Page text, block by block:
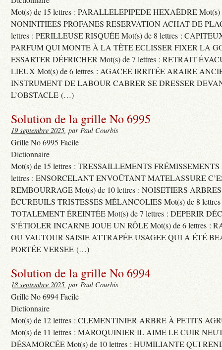
Mot(s) de 15 lettres : PARALLELEPIPEDE HEXAÈDRE Mot(s)
NONINITIEES PROFANES RESERVATION ACHAT DE
lettres : PERILLEUSE RISQUÉE Mot(s) de 8 lettres :
PARFUM QUI MONTE À LA TÊTE ECLISSER FIXER LA
ESSARTER DÉFRICHER Mot(s) de 7 lettres : RETRAIT
LIEUX Mot(s) de 6 lettres : AGACEE IRRITÉE ARAIRE
INSTRUMENT DE LABOUR CABRER SE DRESSER
L’OBSTACLE (…)
Solution de la grille No 6995
19 septembre 2025, par Paul Courbis
Grille No 6995 Facile
Dictionnaire
Mot(s) de 15 lettres : TRESSAILLEMENTS FRÉMISSEMENTS
lettres : ENSORCELANT ENVOÛTANT MATELASSURE
REMBOURRAGE Mot(s) de 10 lettres : NOISETIERS
ÉCUREUILS TRISTESSES MÉLANCOLIES Mot(s) de 8
TOTALEMENT ÉREINTÉE Mot(s) de 7 lettres : DEPERIR
S’ÉTIOLER INCARNE JOUE UN RÔLE Mot(s) de 6 lettres :
OU VAUTOUR SAISIE ATTRAPÉE USAGEE QUI A ÉTÉ
PORTÉE VERSEE (…)
Solution de la grille No 6994
18 septembre 2025, par Paul Courbis
Grille No 6994 Facile
Dictionnaire
Mot(s) de 12 lettres : CLEMENTINIER ARBRE À PETITS
Mot(s) de 11 lettres : MAROQUINIER IL AIME LE CUIR
DÉSAMORCÉE Mot(s) de 10 lettres : HUMILIANTE QUI